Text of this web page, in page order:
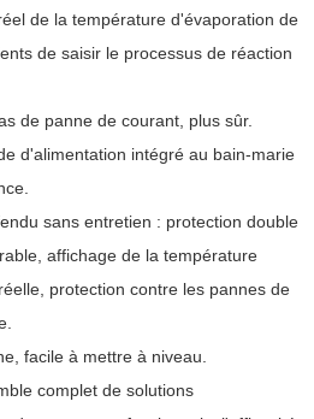
de la température d'évaporation de
de saisir le processus de réaction
de panne de courant, plus sûr.
d'alimentation intégré au bain-marie
sans entretien : protection double
affichage de la température
protection contre les pannes de
facile à mettre à niveau.
complet de solutions